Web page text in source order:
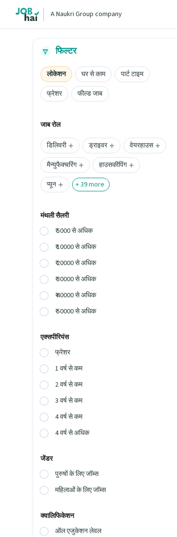
A Naukri Group company
फिल्टर
लोकेशन घर से काम
पार्ट टाइम
फ्रेशर
फील्ड जाब
जाब रोल
डिलिवरी ड्राइवर
वेयरहाउस
मैन्युफैक्चरिंग
हाउसकीपिंग
प्यून
+39more
मंथली सैलरी
₹ 5000 से अधिक
₹ 10000 से अधिक
₹ 20000 से अधिक
₹ 30000 से अधिक
₹ 40000 से अधिक
₹ 50000 से अधिक
एक्सपीरियंस
फ्रेशर
1 वर्ष से कम
2 वर्ष से कम
3 वर्ष से कम
4 वर्ष से कम
4 वर्ष से अधिक
जेंडर
पुरुषों के लिए जॉब्स
महिलाओं के लिए जॉब्स
क्वालिफिकेशन
ऑल एजुकेशन लेवल